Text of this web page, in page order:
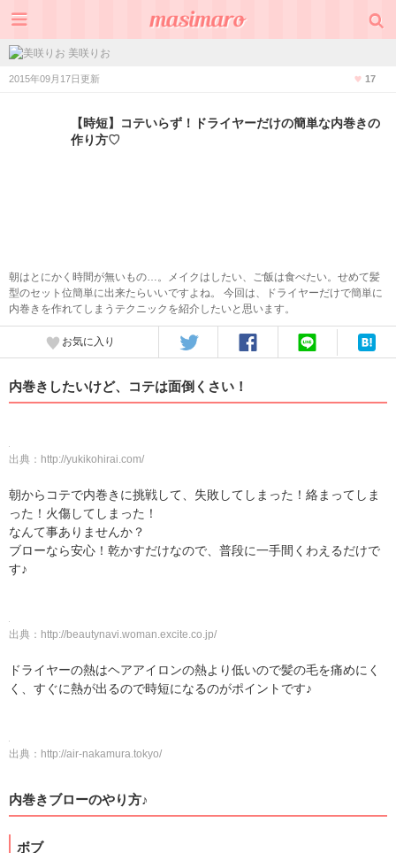
美咲りお
2015年09月17日更新 17
【時短】コテいらず！ドライヤーだけの簡単な内巻きの
作り方♡
朝はとにかく時間が無いもの…。メイクはしたい、ご飯は食べたい。せめて髪
型のセット位簡単に出来たらいいですよね。 今回は、ドライヤーだけで簡単に
内巻きを作れてしまうテクニックを紹介したいと思います。
お気に入り
内巻きしたいけど、コテは面倒くさい！
出典： http://yukikohirai.com/
朝からコテで内巻きに挑戦して、失敗してしまった！絡まってしま
った！火傷してしまった！
なんて事ありませんか？
ブローなら安心！乾かすだけなので、普段に一手間くわえるだけで
す♪
出典： http://beautynavi.woman.excite.co.jp/
ドライヤーの熱はヘアアイロンの熱より低いので髪の毛を痛めにく
く、すぐに熱が出るので時短になるのがポイントです♪
出典： http://air-nakamura.tokyo/
内巻きブローのやり方♪
ボブ